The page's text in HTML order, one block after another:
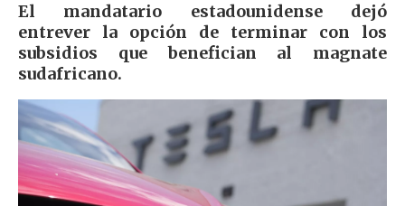
El mandatario estadounidense dejó
entrever la opción de terminar con los
subsidios que benefician al magnate
sudafricano.